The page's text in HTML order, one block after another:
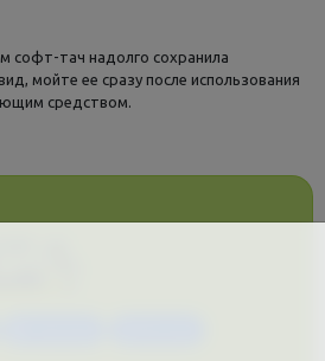
софт-тач надолго сохранила
мойте ее сразу после использования
средством.